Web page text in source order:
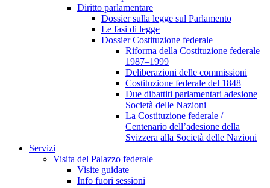
Diritto parlamentare
Dossier sulla legge sul Parlamento
Le fasi di legge
Dossier Costituzione federale
Riforma della Costituzione federale
1987–1999
Deliberazioni delle commissioni
Costituzione federale del 1848
Due dibattiti parlamentari adesione
Società delle Nazioni
La Costituzione federale /
Centenario dell’adesione della
Svizzera alla Società delle Nazioni
Servizi
Visita del Palazzo federale
Visite guidate
Info fuori sessioni